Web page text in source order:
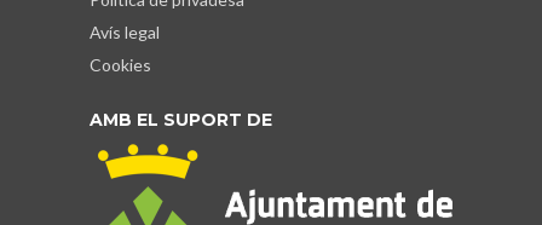
Avís legal
Cookies
AMB EL SUPORT DE